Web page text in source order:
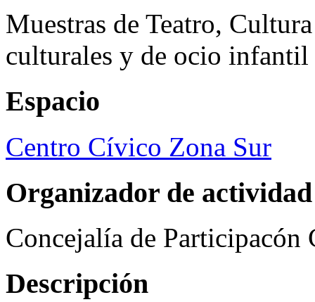
Muestras de Teatro,
culturales y de ocio infantil
Espacio
Centro Cívico Zona Sur
Organizador de actividad
Concejalía de Participacón
Descripción